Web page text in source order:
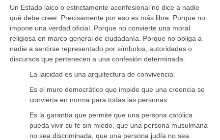
Un Estado laico o estrictamente aconfesional no dice a nadie
qué debe creer. Precisamente por eso es más libre. Porque no
impone una verdad oficial. Porque no convierte una moral
religiosa en marco general de ciudadanía. Porque no obliga a
nadie a sentirse representado por símbolos, autoridades o
discursos que pertenecen a una confesión determinada.
La laicidad es una arquitectura de convivencia.
Es el muro democrático que impide que una creencia se
convierta en norma para todas las personas.
Es la garantía que permite que una persona católica
pueda vivir su fe sin miedo, que una persona musulmana
no sea discriminada, que una persona judía no sea